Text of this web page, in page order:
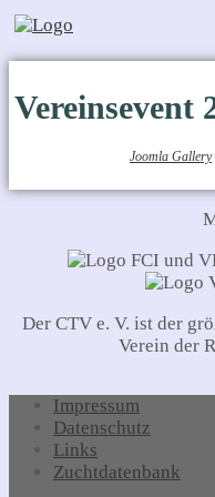
Vereinsevent
Joomla Gallery
Der CTV e. V. ist der
Verein der
Impressum
Datenschutz
Links
Zuchtdatenbank